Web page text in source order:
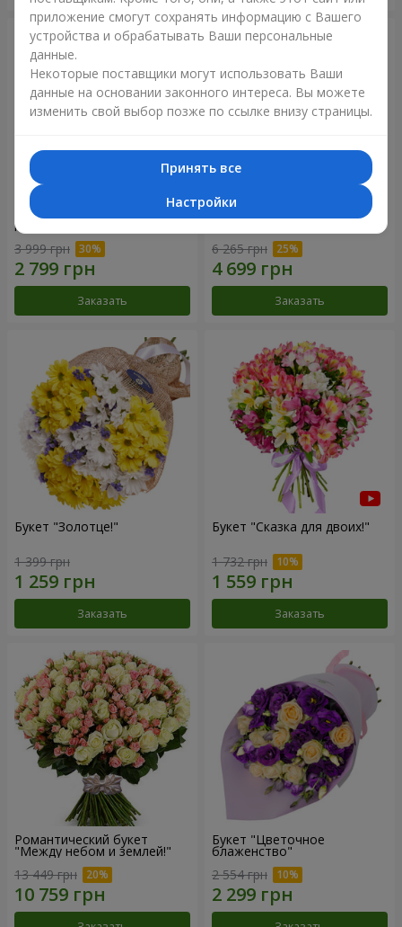
Цветы в коробке "25
красных роз!"
3 999 грн
Заказать
Композиция в коробке
6 265 грн
Заказать
Букет "Золотце!"
1 399 грн
Заказать
Букет "Сказка для двоих!"
1 732 грн
Заказать
Романтический букет
"Между небом и землей!"
13 449 грн
Букет "Цветочное
блаженство"
2 554 грн
приложение смогут сохранять информацию с Вашего
устройства и обрабатывать Ваши персональные
данные.
Некоторые поставщики могут использовать Ваши
данные на основании законного интереса. Вы можете
изменить свой выбор позже по ссылке внизу страницы.
Принять все
Настройки